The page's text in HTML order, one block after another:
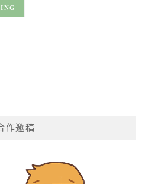
作邀稿